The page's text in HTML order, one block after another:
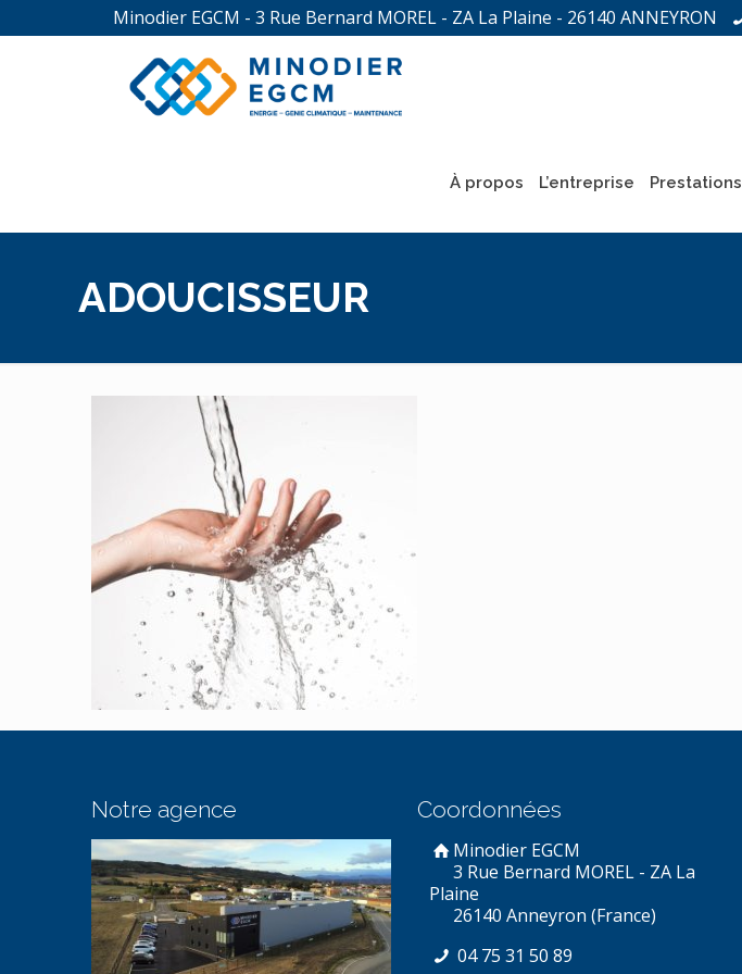
Minodier EGCM - 3 Rue Bernard MOREL - ZA La Plaine - 26140 ANNEYRON
À propos L’entreprise Prestations
ADOUCISSEUR
Notre agence Coordonnées
Minodier EGCM
3 Rue Bernard MOREL - ZA La
Plaine
26140 Anneyron (France)
04 75 31 50 89